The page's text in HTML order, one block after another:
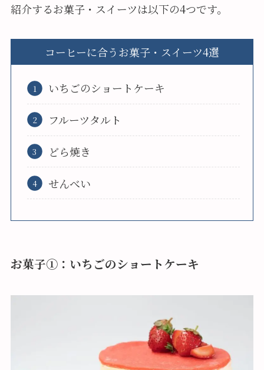
紹介するお菓子・スイーツは以下の4つです。
コーヒーに合うお菓子・スイーツ4選
いちごのショートケーキ
フルーツタルト
どら焼き
せんべい
お菓子①：いちごのショートケーキ